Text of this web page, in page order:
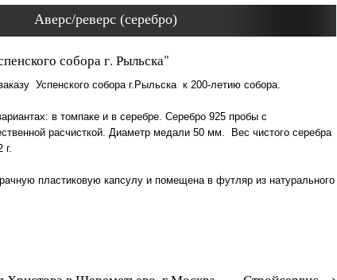
Аверс/реверс (серебро)
собора г. Рыльска"
Успенского собора г.Рыльска к 200-летию собора.
в томпаке и в серебре. Cеребро 925 пробы с
расчисткой. Диаметр медали 50 мм. Вес чистого серебра
г.
пластиковую капсулу и помещена в футляр из натурального